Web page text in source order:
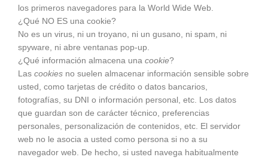
los primeros navegadores para la World Wide Web.
¿Qué NO ES una cookie?
No es un virus, ni un troyano, ni un gusano, ni spam, ni
spyware, ni abre ventanas pop-up.
¿Qué información almacena una cookie?
Las cookies no suelen almacenar información sensible sobre
usted, como tarjetas de crédito o datos bancarios,
fotografías, su DNI o información personal, etc. Los datos
que guardan son de carácter técnico, preferencias
personales, personalización de contenidos, etc. El servidor
web no le asocia a usted como persona si no a su
navegador web. De hecho, si usted navega habitualmente